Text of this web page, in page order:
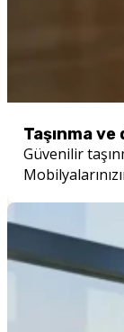
Taşınma
Güvenilir